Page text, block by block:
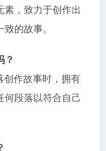
素，致力于创作出
的故事。
？
创作故事时，拥有
何段落以符合自己